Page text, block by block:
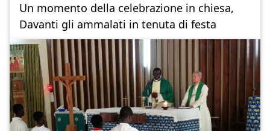
Un momento della celebrazione in chiesa,
Davanti gli ammalati in tenuta di festa